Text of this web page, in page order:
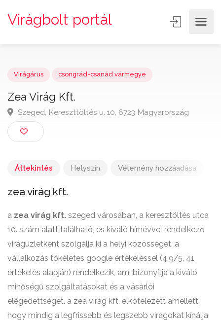
Virágbolt portál
Zea Virág Kft.
Szeged, Kereszttöltés u. 10, 6723 Magyarország
Áttekintés Helyszín Vélemény hozzáadása
zea virág kft.
a zea virág kft. szeged városában, a keresztöltés utca
10. szám alatt található, és kiváló hírnévvel rendelkező
virágüzletként szolgálja ki a helyi közösséget. a
vállalkozás tökéletes google értékeléssel (4.9/5, 41
értékelés alapján) rendelkezik, ami bizonyítja a kiváló
minőségű szolgáltatásokat és a vásárlói
elégedettséget. a zea virág kft. elkötelezett amellett,
hogy mindig a legfrissebb és legszebb virágokat kínálja